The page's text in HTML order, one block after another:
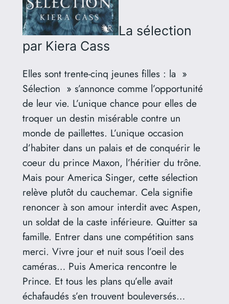
La sélection
par Kiera Cass
Elles sont trente-cinq jeunes filles : la »
Sélection » s’annonce comme l’opportunité
de leur vie. L’unique chance pour elles de
troquer un destin misérable contre un
monde de paillettes. L’unique occasion
d’habiter dans un palais et de conquérir le
coeur du prince Maxon, l’héritier du trône.
Mais pour America Singer, cette sélection
relève plutôt du cauchemar. Cela signifie
renoncer à son amour interdit avec Aspen,
un soldat de la caste inférieure. Quitter sa
famille. Entrer dans une compétition sans
merci. Vivre jour et nuit sous l’oeil des
caméras… Puis America rencontre le
Prince. Et tous les plans qu’elle avait
échafaudés s’en trouvent bouleversés…